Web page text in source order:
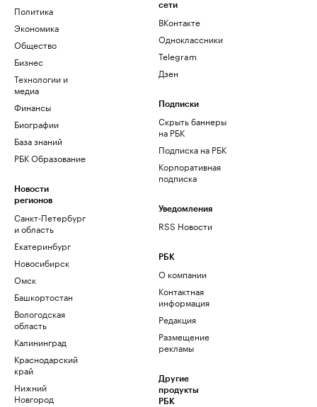
Политика
Экономика
Общество
Бизнес
Технологии и
медиа
Финансы
Биографии
База знаний
РБК Образование
Новости
регионов
Санкт-Петербург
и область
Екатеринбург
Новосибирск
Омск
Башкортостан
Вологодская
область
Калининград
Краснодарский
край
Нижний
Новгород
сети
ВКонтакте
Одноклассники
Telegram
Дзен
Подписки
Скрыть баннеры
на РБК
Подписка на РБК
Корпоративная
подписка
Уведомления
RSS Новости
РБК
О компании
Контактная
информация
Редакция
Размещение
рекламы
Другие
продукты
РБК